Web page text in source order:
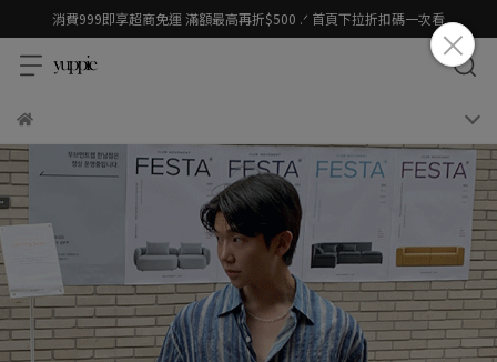
消費999即享超商免運 滿額最高再折$500 .ᐟ 首頁下拉折扣碼一次看